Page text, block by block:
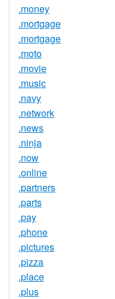
.money
.mortgage
.mortgage
.moto
.movie
.music
.navy
.network
.news
.ninja
.now
.online
.partners
.parts
.pay
.phone
.pictures
.pizza
.place
.plus